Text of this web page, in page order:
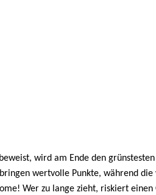
wird am Ende den
wertvolle Punkte, während
Wer zu lange zieht, riskiert